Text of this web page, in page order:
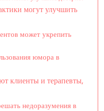
могут улучшить
может укрепить
юмора в
клиенты и терапевты,
недоразумения в